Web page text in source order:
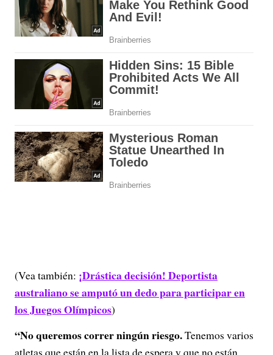
(Vea también: ¡Drástica decisión! Deportista
australiano se amputó un dedo para participar en
los Juegos Olímpicos)
“No queremos correr ningún riesgo.Tenemos varios
atletas que están en la lista de espera y que no están